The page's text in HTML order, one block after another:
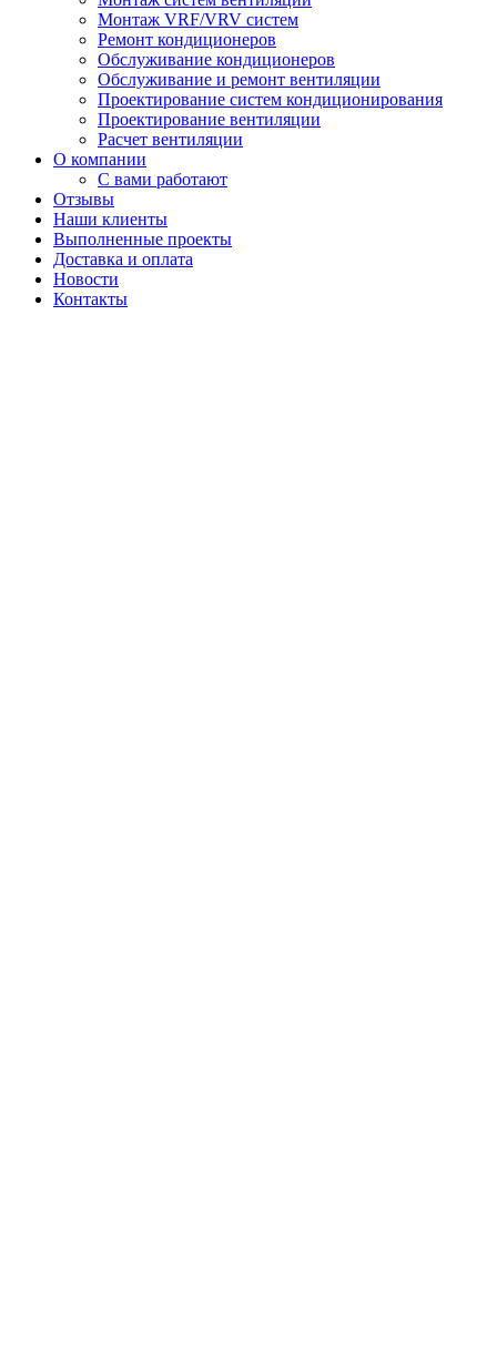
Монтаж VRF/VRV систем
Ремонт кондиционеров
Обслуживание кондиционеров
Обслуживание и ремонт вентиляции
Проектирование систем кондиционирования
Проектирование вентиляции
Расчет вентиляции
О компании
С вами работают
Отзывы
Наши клиенты
Выполненные проекты
Доставка и оплата
Новости
Контакты